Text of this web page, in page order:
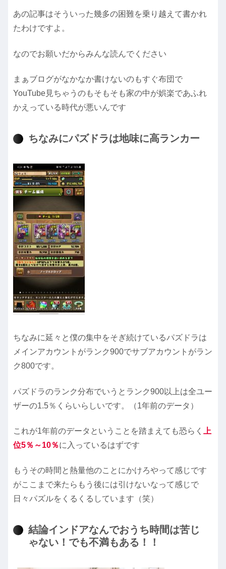
あの記事はそういった幾多の困難を乗り越えて書かれ
たわけですよ。
なのでお願いだからみんな読んでください
まぁブログがなかなか書けないのもすぐ布団で
YouTube見ちゃうのもそもそも家の中が娯楽であふれ
かえっている時代が悪いんです
ちなみにパズドラは地味に高ランカー
ちなみに延々と僕の集中をそぎ続けているパズドラは
メインアカウントがランク900でサブアカウントがラン
ク800です。
パズドラのランク分布でいうとランク900以上は全ユー
ザーの1.5％くらいらしいです。（1年前のデータ）
これが1年前のデータということを踏まえても恐らく
上
位5％～10％に入っているはずです
もうその時間と熱量他のことにかけろやって感じです
がここまで来たらもう後には引けないなって感じで
日々パズルをくるくるしています（笑）
結論インドアなんでおうち時間は苦じ
ゃない！でも不満もある！！